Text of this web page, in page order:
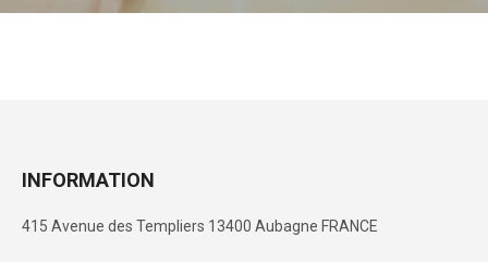
INFORMATION
415 Avenue des Templiers 13400 Aubagne FRANCE